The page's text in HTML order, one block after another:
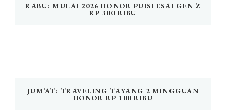
RABU: MULAI 2026 HONOR PUISI ESAI GEN Z
RP 300 RIBU
JUM’AT: TRAVELING TAYANG 2 MINGGUAN
HONOR RP 100 RIBU